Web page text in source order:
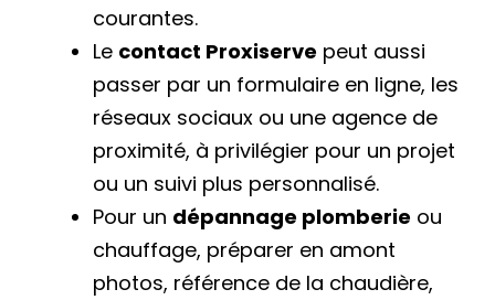
courantes.
Le contact Proxiserve peut aussi
passer par un formulaire en ligne, les
réseaux sociaux ou une agence de
proximité, à privilégier pour un projet
ou un suivi plus personnalisé.
Pour un dépannage plomberie ou
chauffage, préparer en amont
photos, référence de la chaudière,